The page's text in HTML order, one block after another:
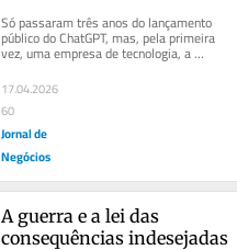
Só passaram três anos do lançamento
público do ChatGPT, mas, pela primeira
vez, uma empresa de tecnologia, a
Anthropic, não lançou um novo...
17.04.2026
60
Jornal de
Negócios
A guerra e a lei das
consequências indesejadas